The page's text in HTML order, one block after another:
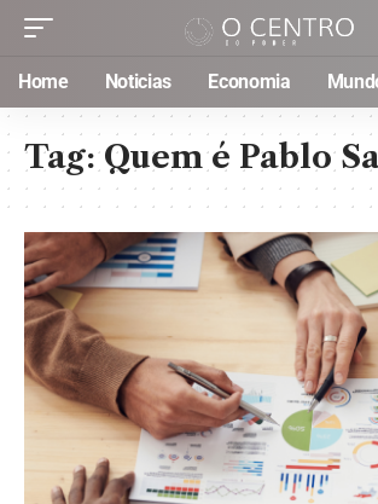
Home Noticias Economia
Tag:Quem é Pablo